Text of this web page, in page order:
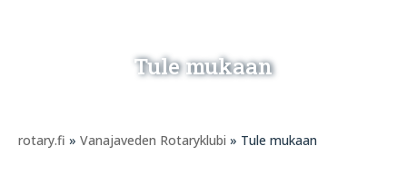
Tule mukaan
rotary.fi » Vanajaveden Rotaryklubi » Tule mukaan